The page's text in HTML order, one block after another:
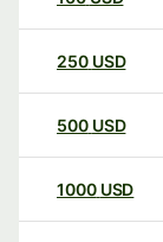
250 USD
500 USD
1000 USD